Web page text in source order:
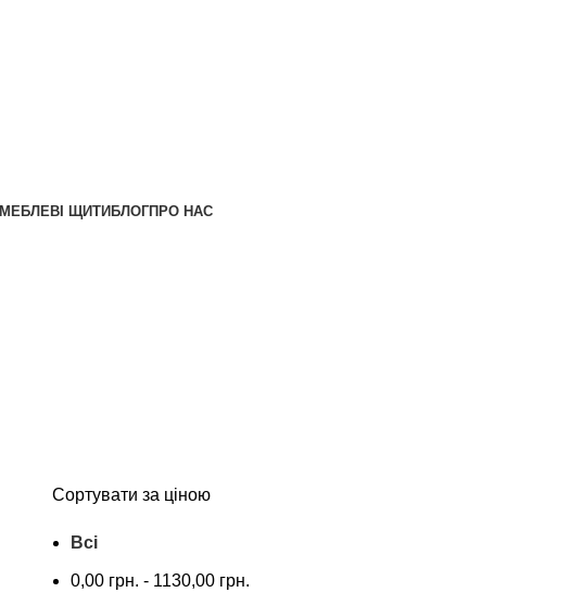
МЕБЛЕВІ ЩИТИ БЛОГПРО НАС
Сортувати за ціною
Всі
0,00 грн. - 1130,00 грн.